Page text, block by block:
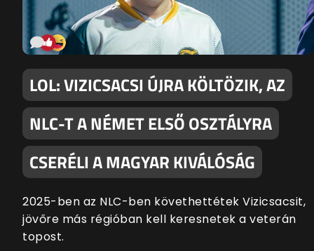
LOL: VIZICSACSI ÚJRA KÖLTÖZIK, AZ
NLC-T A NÉMET ELSŐ OSZTÁLYRA
CSERÉLI A MAGYAR KIVÁLÓSÁG
2025-ben az NLC-ben követhettétek Vizicsacsit,
jövőre más régióban kell keresnetek a veterán
topost.